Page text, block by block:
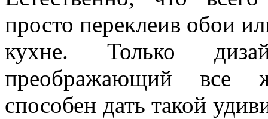
просто переклеив обои
кухне. Только
преображающий все
способен дать такой